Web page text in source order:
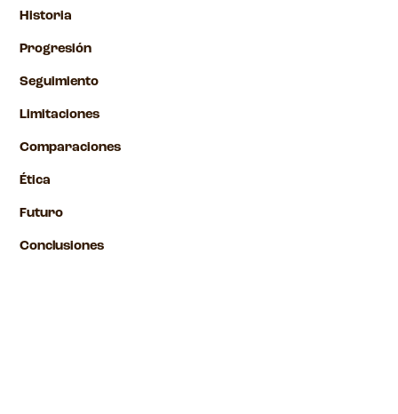
Historia
Progresión
Seguimiento
Limitaciones
Comparaciones
Ética
Futuro
Conclusiones